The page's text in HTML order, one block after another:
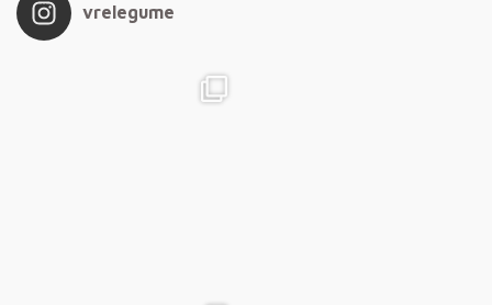
vrelegume